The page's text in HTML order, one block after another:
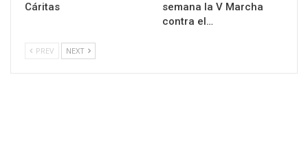
Cáritas
semana la V Marcha
contra el…
PREV NEXT